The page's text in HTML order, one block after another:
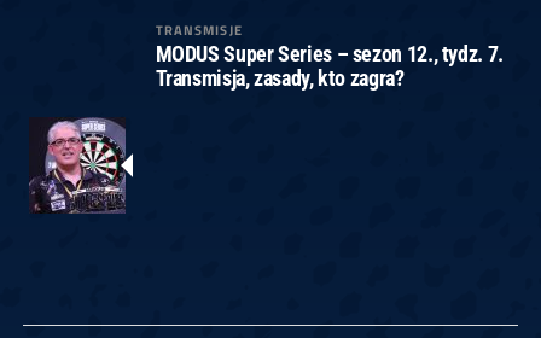
TRANSMISJE
MODUS Super Series – sezon 12., tydz. 7.
Transmisja, zasady, kto zagra?